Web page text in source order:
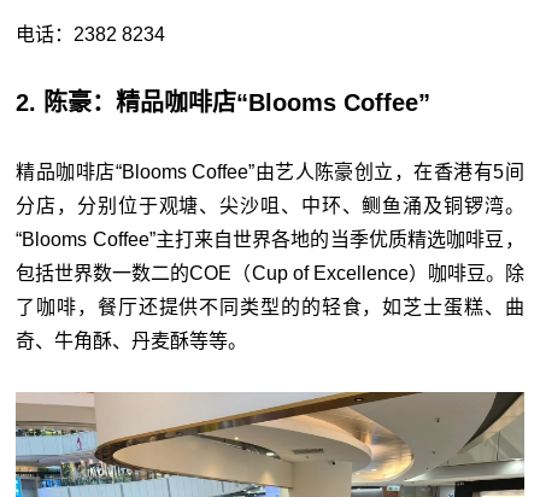
电话：2382 8234
2. 陈豪：精品咖啡店“Blooms Coffee”
精品咖啡店“Blooms Coffee”由艺人陈豪创立，在香港有5间
分店，分别位于观塘、尖沙咀、中环、鲗鱼涌及铜锣湾。
“Blooms Coffee”主打来自世界各地的当季优质精选咖啡豆，
包括世界数一数二的COE（Cup of Excellence）咖啡豆。除
了咖啡，餐厅还提供不同类型的的轻食，如芝士蛋糕、曲
奇、牛角酥、丹麦酥等等。